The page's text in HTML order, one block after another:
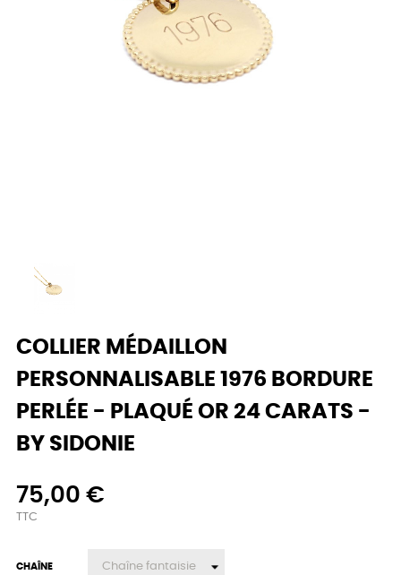
COLLIER MÉDAILLON
PERSONNALISABLE 1976 BORDURE
PERLÉE - PLAQUÉ OR 24 CARATS -
BY SIDONIE
75,00 €
TTC
CHAÎNE